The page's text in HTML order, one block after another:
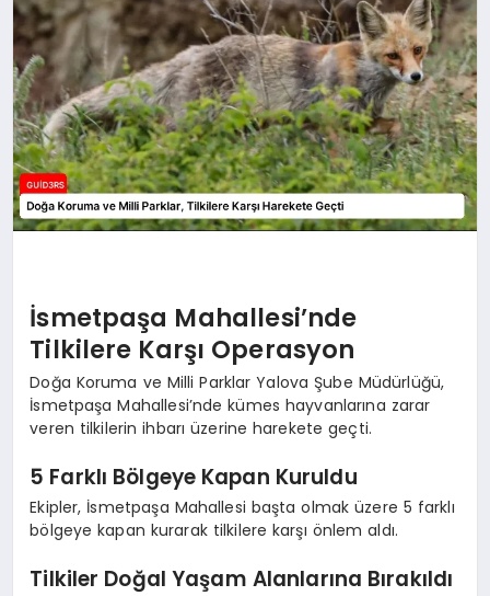
İsmetpaşa Mahallesi’nde
Tilkilere Karşı Operasyon
Doğa Koruma ve Milli Parklar Yalova Şube Müdürlüğü,
İsmetpaşa Mahallesi’nde kümes hayvanlarına zarar
veren tilkilerin ihbarı üzerine harekete geçti.
5 Farklı Bölgeye Kapan Kuruldu
Ekipler, İsmetpaşa Mahallesi başta olmak üzere 5 farklı
bölgeye kapan kurarak tilkilere karşı önlem aldı.
Tilkiler Doğal Yaşam Alanlarına Bırakıldı